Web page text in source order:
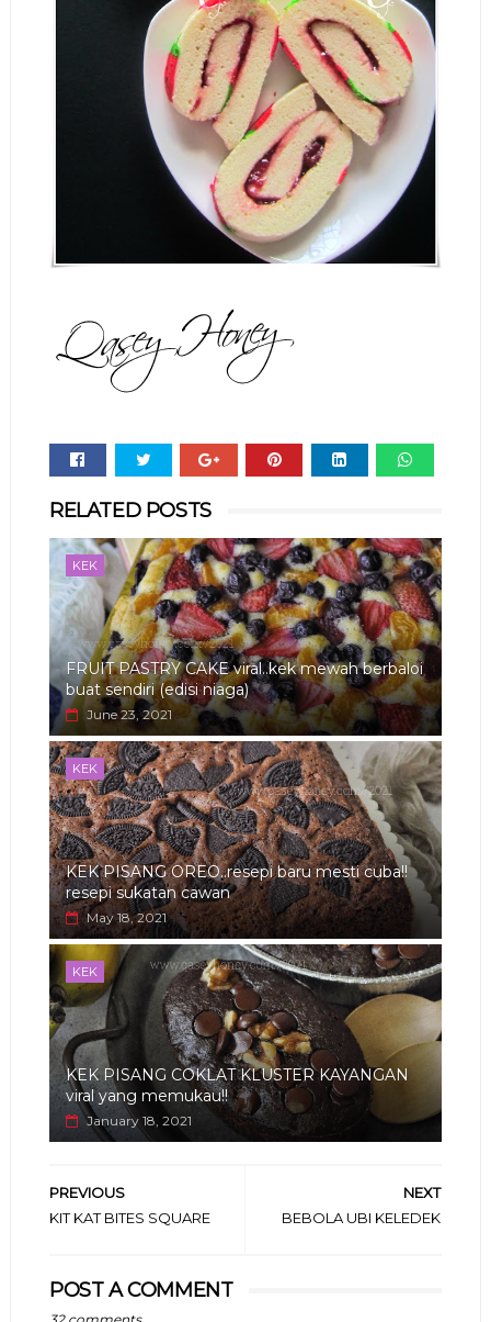
RELATED POSTS
KEK
FRUIT PASTRY CAKE viral..kek mewah berbaloi
buat sendiri (edisi niaga)
June 23, 2021
KEK
KEK PISANG OREO..resepi baru mesti cuba!!
resepi sukatan cawan
May 18, 2021
KEK
KEK PISANG COKLAT KLUSTER KAYANGAN
viral yang memukau!!
January 18, 2021
NEXT
BEBOLA UBI KELEDEK
PREVIOUS
KIT KAT BITES SQUARE
POST A COMMENT